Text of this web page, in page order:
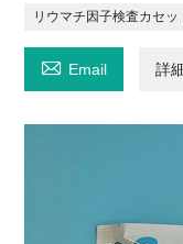
リウマチ因子検査カセッ
 Email 詳